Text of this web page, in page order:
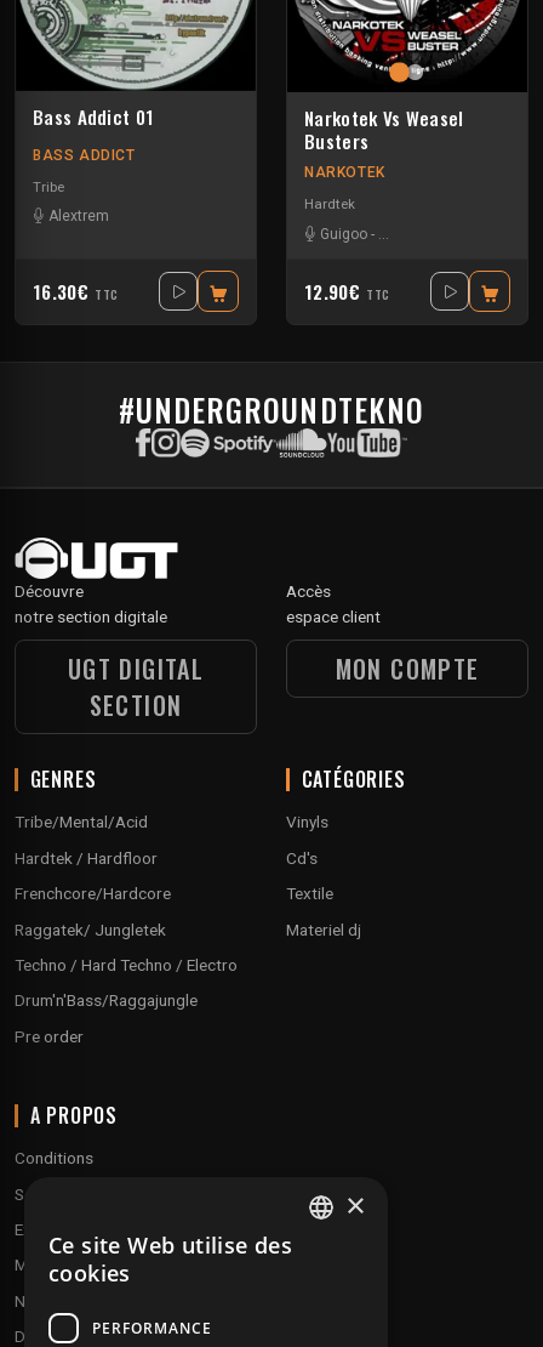
Bass Addict 01
BASS ADDICT
Tribe
Alextrem
16.30€ TTC
Narkotek Vs Weasel
Busters
NARKOTEK
Hardtek
Guigoo - Mat Weasel busters
12.90€ TTC
#UNDERGROUNDTEKNO
Découvre
notre section digitale
UGT DIGITAL
SECTION
Accès
espace client
MON COMPTE
GENRES
Tribe/Mental/Acid
Hardtek / Hardfloor
Frenchcore/Hardcore
Raggatek/ Jungletek
Techno / Hard Techno / Electro
Drum'n'Bass/Raggajungle
Pre order
CATÉGORIES
Vinyls
Cd's
Textile
Materiel dj
A PROPOS
Conditions
Service client
Expédition & retours
Modes de paiement
Notre programme de fidélité
Disques cadeaux
×
Ce site Web utilise des
cookies
PERFORMANCE